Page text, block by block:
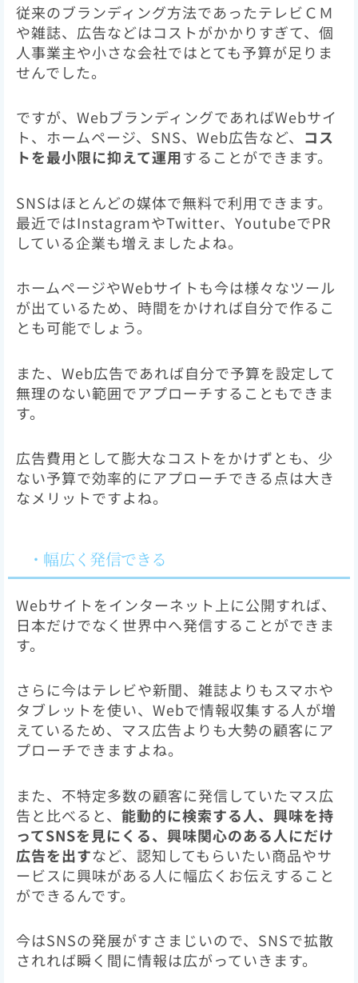
従来のブランディング方法であったテレビＣＭ
や雑誌、広告などはコストがかかりすぎて、個
人事業主や小さな会社ではとても予算が足りま
せんでした。
ですが、WebブランディングであればWebサイ
ト、ホームページ、SNS、Web広告など、 コス
トを最小限に抑えて運用することができます。
SNSはほとんどの媒体で無料で利用できます。
最近ではInstagramやTwitter、YoutubeでPR
している企業も増えましたよね。
ホームページやWebサイトも今は様々なツール
が出ているため、時間をかければ自分で作るこ
とも可能でしょう。
また、Web広告であれば自分で予算を設定して
無理のない範囲でアプローチすることもできま
す。
広告費用として膨大なコストをかけずとも、少
ない予算で効率的にアプローチできる点は大き
なメリットですよね。
・幅広く発信できる
Webサイトをインターネット上に公開すれば、
日本だけでなく世界中へ発信することができま
す。
さらに今はテレビや新聞、雑誌よりもスマホや
タブレットを使い、Webで情報収集する人が増
えているため、マス広告よりも大勢の顧客にア
プローチできますよね。
また、不特定多数の顧客に発信していたマス広
告と比べると、 能動的に検索する人、興味を持
ってSNSを見にくる、興味関心のある人にだけ
広告を出すなど、認知してもらいたい商品やサ
ービスに興味がある人に幅広くお伝えすること
ができるんです。
今はSNSの発展がすさまじいので、SNSで拡散
されれば瞬く間に情報は広がっていきます。